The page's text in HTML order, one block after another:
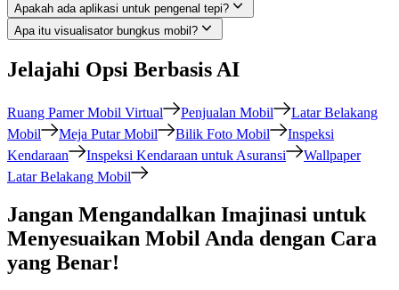
Apakah ada aplikasi untuk pengenal tepi?
Apa itu visualisator bungkus mobil?
Jelajahi Opsi Berbasis AI
Ruang Pamer Mobil Virtual Penjualan Mobil
Latar Belakang
Mobil
Meja Putar Mobil Bilik Foto Mobil
Inspeksi
Kendaraan
Inspeksi Kendaraan untuk Asuransi
Wallpaper
Latar Belakang Mobil
Jangan Mengandalkan Imajinasi untuk
Menyesuaikan Mobil Anda dengan Cara
yang Benar!